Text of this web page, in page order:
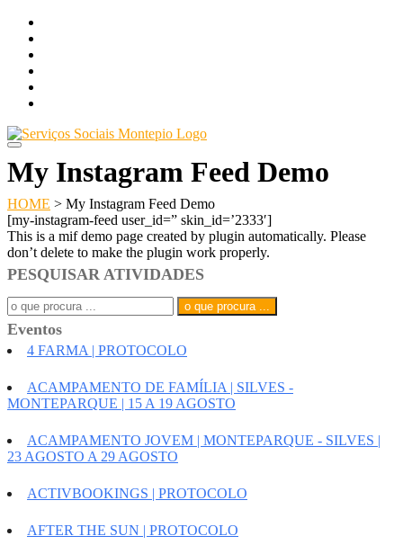
Skip
content
My Instagram Feed Demo
HOME > My Instagram Feed Demo
[my-instagram-feed user_id=” skin_id=’2333′]
This is a mif demo page created by plugin automatically. Please
don’t delete to make the plugin work properly.
PESQUISAR ATIVIDADES
Search
for:
Eventos
4 FARMA | PROTOCOLO
ACAMPAMENTO DE FAMÍLIA | SILVES -
MONTEPARQUE | 15 A 19 AGOSTO
ACAMPAMENTO JOVEM | MONTEPARQUE - SILVES |
23 AGOSTO A 29 AGOSTO
ACTIVBOOKINGS | PROTOCOLO
AFTER THE SUN | PROTOCOLO